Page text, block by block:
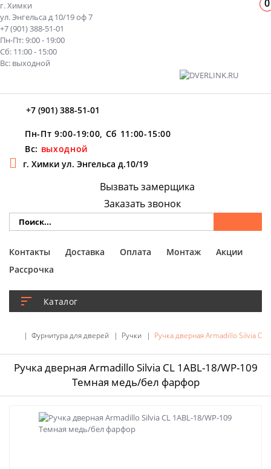
г. Химки
ул. Энгельса д 10/19 оф 7
+7 (901) 388-51-01
Пн-Пт: 9:00 - 19:00
Сб: 11:00 - 15:00
Вс: выходной
+7 (901) 388-51-01
Пн-Пт 9:00-19:00, Сб 11:00-15:00
Вс: выходной
г. Химки ул. Энгельса д.10/19
Каталог
Вызвать замерщика
Заказать звонок
Контакты Доставка Оплата Монтаж
Акции
Рассрочка
Фурнитура для дверей Ручки Ручка дверная Armadillo Silvia
Ручка дверная Armadillo Silvia CL 1ABL-18/WP-109
Темная медь/бел фарфор
0